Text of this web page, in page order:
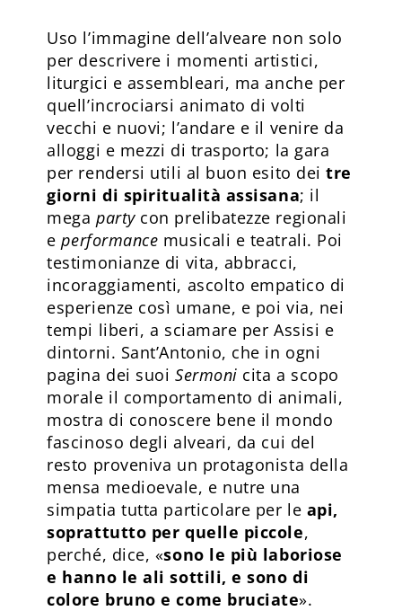
Uso l’immagine dell’alveare non solo
per descrivere i momenti artistici,
liturgici e assembleari, ma anche per
quell’incrociarsi animato di volti
vecchi e nuovi; l’andare e il venire da
alloggi e mezzi di trasporto; la gara
per rendersi utili al buon esito deitre
giorni di spiritualità assisana; il
megapartycon prelibatezze regionali
eperformance musicali e teatrali. Poi
testimonianze di vita, abbracci,
incoraggiamenti, ascolto empatico di
esperienze così umane, e poi via, nei
tempi liberi, a sciamare per Assisi e
dintorni. Sant’Antonio, che in ogni
pagina dei suoi Sermoni cita a scopo
morale il comportamento di animali,
mostra di conoscere bene il mondo
fascinoso degli alveari, da cui del
resto proveniva un protagonista della
mensa medioevale, e nutre una
simpatia tutta particolare per le api,
soprattutto per quelle piccole,
perché, dice, «sono le più laboriose
e hanno le ali sottili, e sono di
colore bruno e come bruciate».